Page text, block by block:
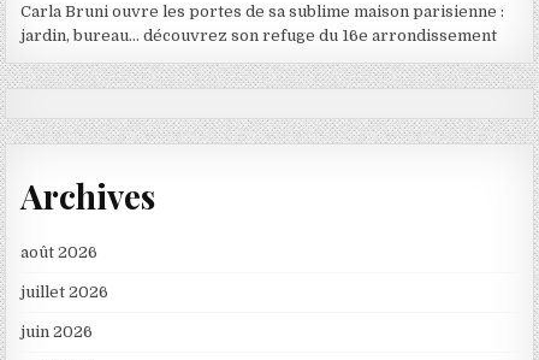
Carla Bruni ouvre les portes de sa sublime maison parisienne :
jardin, bureau… découvrez son refuge du 16e arrondissement
Archives
août 2026
juillet 2026
juin 2026